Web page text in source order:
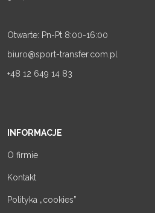
Otwarte: Pn-Pt 8:00-16:00
biuro@sport-transfer.com.pl
+48 12 649 14 83
INFORMACJE
O firmie
Kontakt
Polityka „cookies”